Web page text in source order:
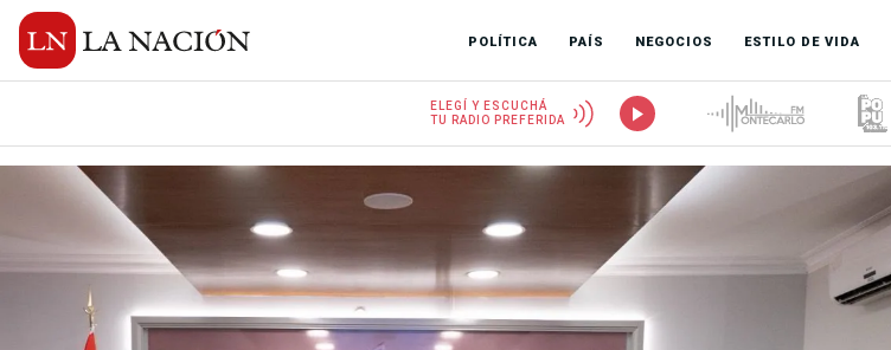
POLÍTICA PAÍS NEGOCIOS ESTILO DE VIDA
ELEGÍ Y ESCUCHÁ
TU RADIO PREFERIDA